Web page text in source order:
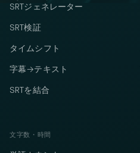
SRTジェネレーター
SRT検証
タイムシフト
字幕→テキスト
SRTを結合
文字数・時間